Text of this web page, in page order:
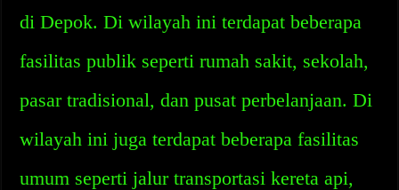
di Depok. Di wilayah ini terdapat beberapa
fasilitas publik seperti rumah sakit, sekolah,
pasar tradisional, dan pusat perbelanjaan. Di
wilayah ini juga terdapat beberapa fasilitas
umum seperti jalur transportasi kereta api,